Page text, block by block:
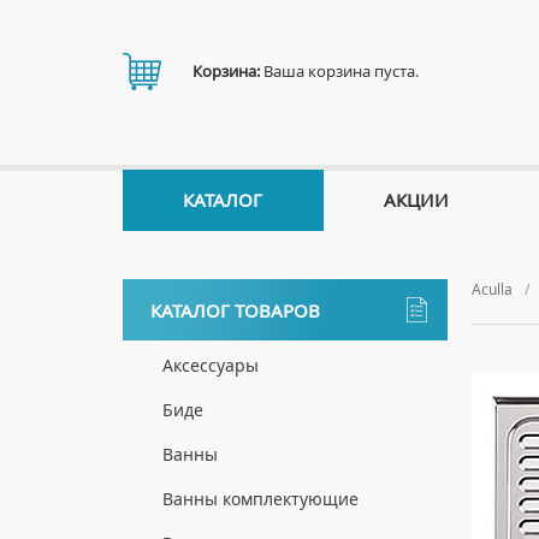
Aculla
КАТАЛОГ ТОВАРОВ
Аксессуары
ДЕРЖАТЕЛИ
Биде
НАПОЛЬНЫЕ БИДЕ
Ванны
АКРИЛОВЫЕ ВАННЫ
Ванны комплектующие
Корзина: Ваша корзина пуста.
КАТАЛОГ АКЦИИ